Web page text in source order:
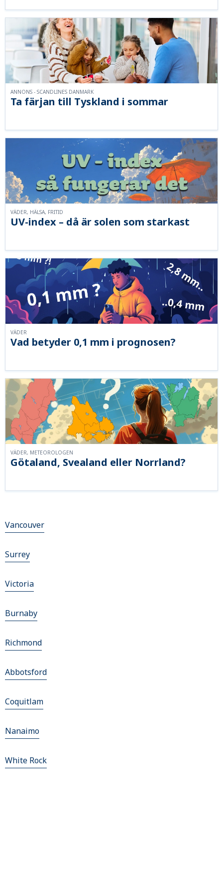
Ta färjan till Tyskland i sommar
ANNONS - SCANDLINES DANMARK
UV-index – då är solen som starkast
VÄDER, HÄLSA, FRITID
Vad betyder 0,1 mm i prognosen?
VÄDER
Götaland, Svealand eller Norrland?
VÄDER, METEOROLOGEN
Vancouver
Surrey
Victoria
Burnaby
Richmond
Abbotsford
Coquitlam
Nanaimo
White Rock